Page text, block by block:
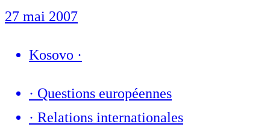
27 mai 2007
Kosovo ·
· Questions européennes
· Relations internationales